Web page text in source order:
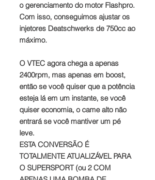
o gerenciamento do motor Flashpro.
Com isso, conseguimos ajustar os
injetores Deatschwerks de 750cc ao
máximo.
O VTEC agora chega a apenas
2400rpm, mas apenas em boost,
então se você quiser que a potência
esteja lá em um instante, se você
quiser economia, o came alto não
entrará se você mantiver um pé
leve.
ESTA CONVERSÃO É
TOTALMENTE ATUALIZÁVEL PARA
O SUPERSPORT (ou 2 COM